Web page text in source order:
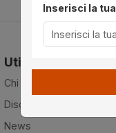
Utilità
Chi siamo
Disclaimer
News
Inserisci la